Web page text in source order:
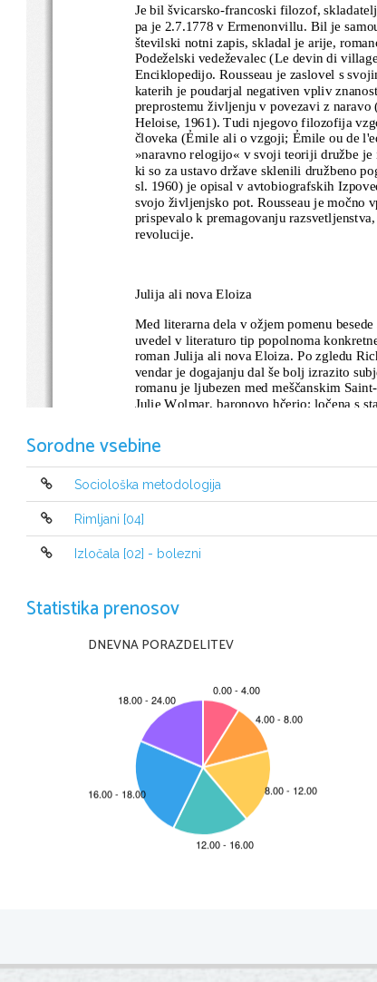
Je bil švicarsko-francoski filozof,
pa je 2.7.1778 v Ermenonvillu. Bil je
številski notni zapis, skladal je arije,
Podeželski vedeževalec (Le devin di
Enciklopedijo. Rousseau je zaslovel s
katerih je poudarjal negativen vpliv
preprostemu življenju v povezavi z
Heloise, 1961). Tudi njegovo filozofija
človeka (Ẻmile ali o vzgoji; Ẻmile ou de
»naravno relogijo« v svoji teoriji družbe je
ki so za ustavo države sklenili družbeno
sl. 1960) je opisal v avtobiografskih
svojo življenjsko pot. Rousseau je močno
prispevalo k premagovanju
revolucije.
Julija ali nova Eloiza
Med literarna dela v ožjem pomenu
uvedel v literaturo tip popolnoma
roman Julija ali nova Eloiza. Po zgledu
vendar je dogajanju dal še bolj izrazito
romanu je ljubezen med meščanskim
Julie Wolmar, baronovo hčerjo; ločena s
kritizira sodobno plemiško-meščansko
patriarhalnemu življenju. Še važnejši je v
osrednjih junakov se kaže kot najvišja
Roman ima v naslovu »nova«, ker je imel
med Abelardom, znamenitim filozofom in
Sorodne vsebine
Sociološka metodologija
Rimljani [04]
Izločala [02] - bolezni
Statistika prenosov
DNEVNA PORAZDELITEV